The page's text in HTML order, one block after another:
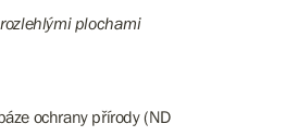
plochami
ochrany přírody (ND